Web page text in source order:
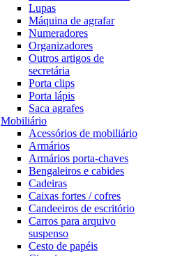
Lupas
Máquina de agrafar
Numeradores
Organizadores
Outros artigos de
secretária
Porta clips
Porta lápis
Saca agrafes
Mobiliário
Acessórios de mobiliário
Armários
Armários porta-chaves
Bengaleiros e cabides
Cadeiras
Caixas fortes / cofres
Candeeiros de escritório
Carros para arquivo
suspenso
Cesto de papéis